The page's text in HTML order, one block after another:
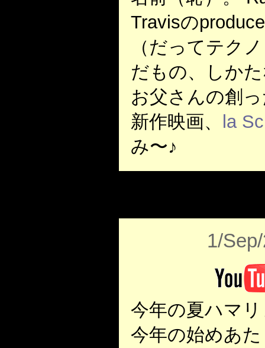
Travisの
（だってテク
だもの、しか
お父さんの創
新作映画、
la
み〜♪
1/
今年の夏ハマ
今年の始めあ